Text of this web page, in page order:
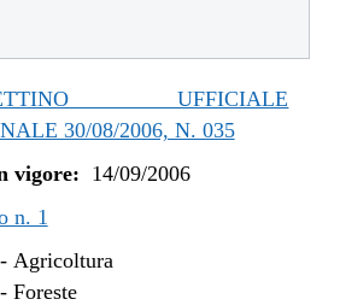
UFFICIALE
30/08/2006, N. 035
vigore: 14/09/2006
n. 1
- Agricoltura
- Foreste